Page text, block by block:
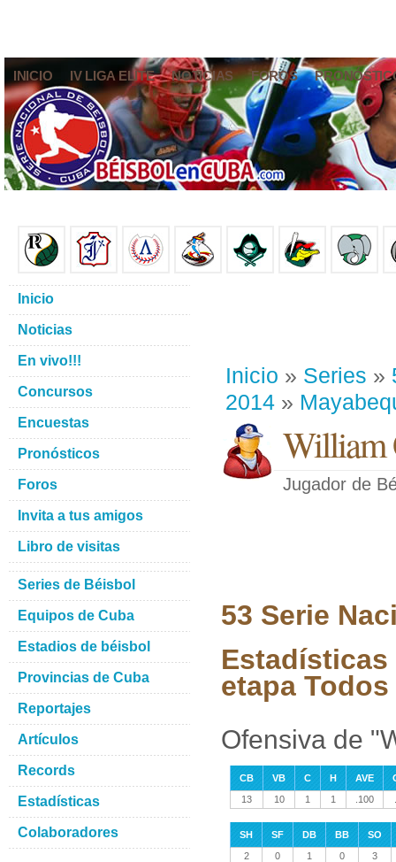
INICIO IV LIGA ELITE NOTICIAS FOROS
Inicio » Series »
2014 »
William
Jugador de
53 Serie
Estadísticas
etapa
Ofensiva de
CB VB C H AVE
13
10 1 1 .100
SH SF DB BB
SO
2
0 1 0 3
Inicio
Noticias
En vivo!!!
Concursos
Encuestas
Pronósticos
Foros
Invita a tus amigos
Libro de visitas
Series de Béisbol
Equipos de Cuba
Estadios de béisbol
Provincias de Cuba
Reportajes
Artículos
Records
Estadísticas
Colaboradores